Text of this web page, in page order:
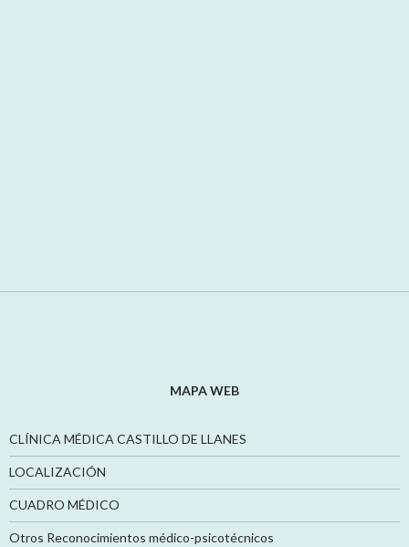
MAPA WEB
CLÍNICA MÉDICA CASTILLO DE LLANES
LOCALIZACIÓN
CUADRO MÉDICO
Otros Reconocimientos médico-psicotécnicos